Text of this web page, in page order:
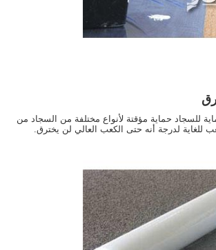
للسجاد حماية مؤقتة لأنواع مختلفة من السجاد من
للغاية لدرجة أنه حتى الكعب العالي لن يخترق.